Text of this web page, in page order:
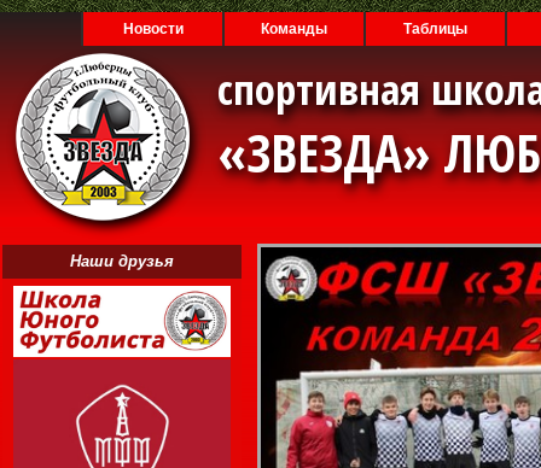
Новости Команды Таблицы
спортивная
«ЗВЕЗДА»
Наши друзья